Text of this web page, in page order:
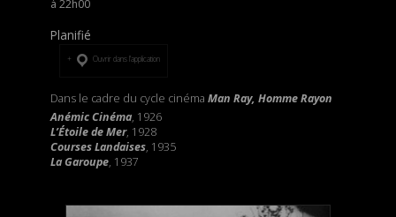
22h00
Planifié
Ouvrir dans l’application
Dans le cadre du cycle cinéma Man Ray, Homme Rayon
Anémic Cinéma, 1926
L’Étoile de Mer, 1928
Courses Landaises, 1935
La Garoupe, 1937